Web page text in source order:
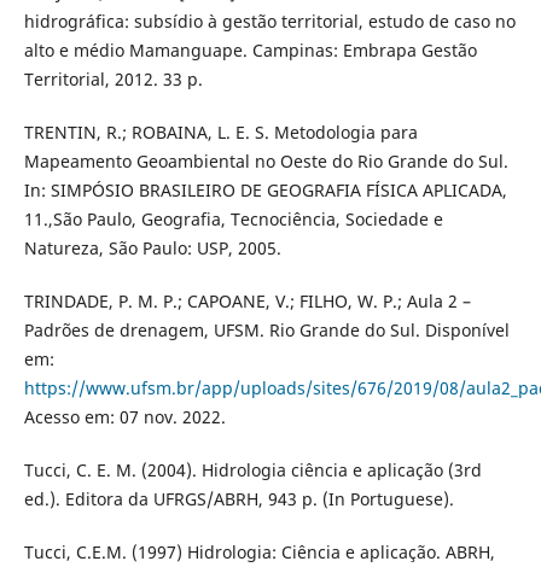
hidrográfica: subsídio à gestão territorial, estudo de caso no
alto e médio Mamanguape. Campinas: Embrapa Gestão
Territorial, 2012. 33 p.
TRENTIN, R.; ROBAINA, L. E. S. Metodologia para
Mapeamento Geoambiental no Oeste do Rio Grande do Sul.
In: SIMPÓSIO BRASILEIRO DE GEOGRAFIA FÍSICA APLICADA,
11.,São Paulo, Geografia, Tecnociência, Sociedade e
Natureza, São Paulo: USP, 2005.
TRINDADE, P. M. P.; CAPOANE, V.; FILHO, W. P.; Aula 2 –
Padrões de drenagem, UFSM. Rio Grande do Sul. Disponível
em:
https://www.ufsm.br/app/uploads/sites/676/2019/08/
Acesso em: 07 nov. 2022.
Tucci, C. E. M. (2004). Hidrologia ciência e aplicação (3rd
ed.). Editora da UFRGS/ABRH, 943 p. (In Portuguese).
Tucci, C.E.M. (1997) Hidrologia: Ciência e aplicação. ABRH,